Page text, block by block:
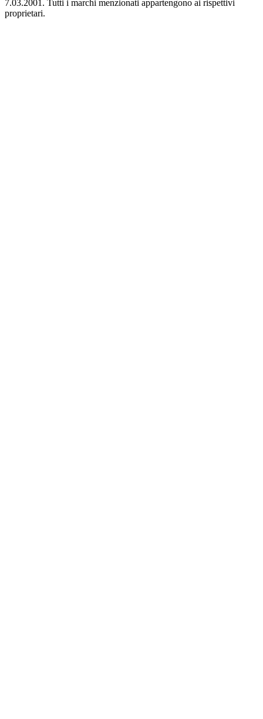
7.03.2001. Tutti i marchi menzionati appartengono ai rispettivi
proprietari.